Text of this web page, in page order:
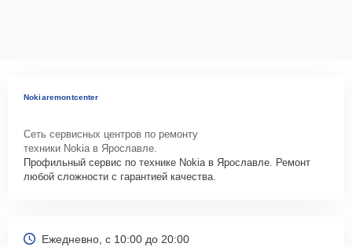
Для запуска процесса ремонта телефона Nokia 9.3 PureView
проконсультируют по всем необходимым вопросам, запишут на
диагностику, подскажут с вариантами курьерской доставки или
оформят выезд мастера в удобное время и место.
Nokiaremontcenter
Сеть сервисных центров по ремонту
техники Nokia в Ярославле.
Профильный сервис по технике Nokia в Ярославле. Ремонт
любой сложности с гарантией качества.
Ежедневно, с 10:00 до 20:00